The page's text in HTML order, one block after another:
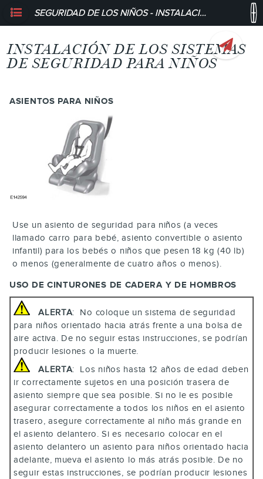
SEGURIDAD DE LOS NIÑOS - INSTALACIÓN DE LOS SISTEMAS DE SEGURIDAD PARA NIÑOS
INSTALACIÓN DE LOS SISTEMAS
DE SEGURIDAD PARA NIÑOS
ASIENTOS PARA NIÑOS
Use un asiento de seguridad para niños (a veces
llamado carro para bebé, asiento convertible o asiento
infantil) para los bebés o niños que pesen 18 kg (40 lb)
o menos (generalmente de cuatro años o menos).
USO DE CINTURONES DE CADERA Y DE HOMBROS
ALERTA: No coloque un sistema de seguridad
para niños orientado hacia atrás frente a una bolsa de
aire activa. De no seguir estas instrucciones, se podrían
producir lesiones o la muerte.
ALERTA: Los niños hasta 12 años de edad deben
ir correctamente sujetos en una posición trasera de
asiento siempre que sea posible. Si no le es posible
asegurar correctamente a todos los niños en el asiento
trasero, asegure correctamente al niño más grande en
el asiento delantero. Si es necesario colocar en el
asiento delantero un asiento para niños orientado hacia
adelante, mueva el asiento lo más atrás posible. De no
seguir estas instrucciones, se podrían producir lesiones